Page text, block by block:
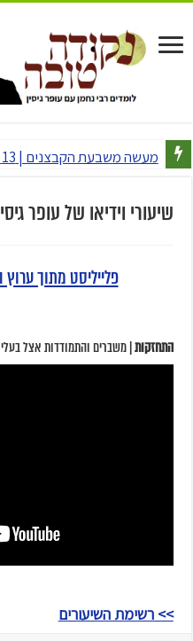
מעשה משבעת הקבצנים | 13 מבצר של מים | עופר גיסין | תשפ"ו
שיעורי וידיאו של עופר
פלייליסט מתוך
התחזקות| משברים והתמודדות אצל
>> רשימת השיעורים